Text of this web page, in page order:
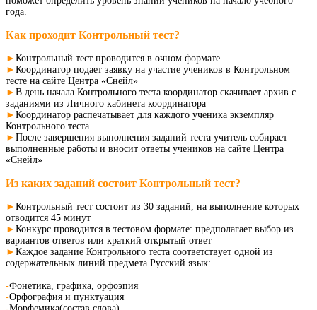
года.
Как проходит Контрольный тест?
► Контрольный тест проводится в очном формате
► Координатор подает заявку на участие учеников в Контрольном
тесте на сайте Центра «Снейл»
► В день начала Контрольного теста координатор скачивает архив с
заданиями из Личного кабинета координатора
► Координатор распечатывает для каждого ученика экземпляр
Контрольного теста
► После завершения выполнения заданий теста учитель собирает
выполненные работы и вносит ответы учеников на сайте Центра
«Снейл»
Из каких заданий состоит Контрольный тест?
► Контрольный тест состоит из 30 заданий, на выполнение которых
отводится 45 минут
► Конкурс проводится в тестовом формате: предполагает выбор из
вариантов ответов или краткий открытый ответ
► Каждое задание Контрольного теста соответствует одной из
содержательных линий предмета Русский язык:
-Фонетика, графика, орфоэпия
-Орфография и пунктуация